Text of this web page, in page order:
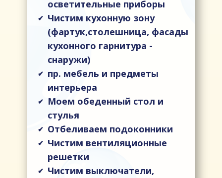
осветительные приборы
✔ Чистим кухонную зону
(фартук,столешница, фасады
кухонного гарнитура -
снаружи)
✔ пр. мебель и предметы
интерьера
✔ Моем обеденный стол и
стулья
✔ Отбеливаем подоконники
✔ Чистим вентиляционные
решетки
✔ Чистим выключатели,